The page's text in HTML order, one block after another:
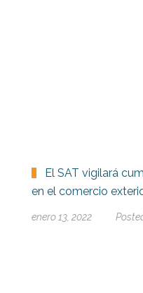
El SAT vigilará
en el comercio
enero 13, 2022